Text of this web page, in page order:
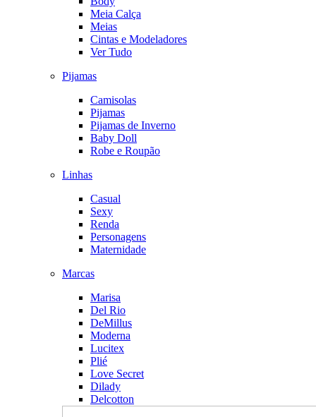
Meia Calça
Meias
Cintas e Modeladores
Ver Tudo
Pijamas
Camisolas
Pijamas
Pijamas de Inverno
Baby Doll
Robe e Roupão
Linhas
Casual
Sexy
Renda
Personagens
Maternidade
Marcas
Marisa
Del Rio
DeMillus
Moderna
Lucitex
Plié
Love Secret
Dilady
Delcotton